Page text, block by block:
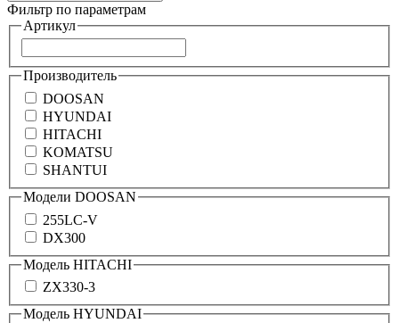
Фильтр по параметрам
Артикул
Производитель
DOOSAN
HYUNDAI
HITACHI
KOMATSU
SHANTUI
Модели DOOSAN
255LC-V
DX300
Модель HITACHI
ZX330-3
Модель HYUNDAI